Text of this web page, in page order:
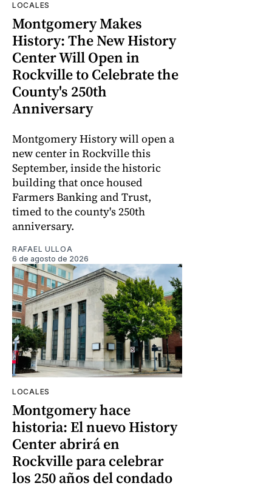
LOCALES
Montgomery Makes
History: The New History
Center Will Open in
Rockville to Celebrate the
County's 250th
Anniversary
Montgomery History will open a
new center in Rockville this
September, inside the historic
building that once housed
Farmers Banking and Trust,
timed to the county's 250th
anniversary.
RAFAEL ULLOA
6 de agosto de 2026
LOCALES
Montgomery hace
historia: El nuevo History
Center abrirá en
Rockville para celebrar
los 250 años del condado